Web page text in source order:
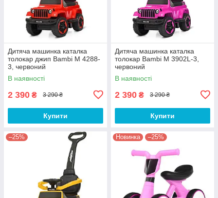
Дитяча машинка каталка
толокар джип Bambi M 4288-
3, червоний
В наявності
2 390 ₴ 3 290 ₴
Купити
Дитяча машинка каталка
толокар Bambi M 3902L-3,
червоний
В наявності
2 390 ₴ 3 290 ₴
Купити
–25% Новинка –25%